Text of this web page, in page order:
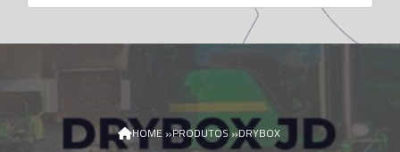
HOME »PRODUTOS»DRYBOX